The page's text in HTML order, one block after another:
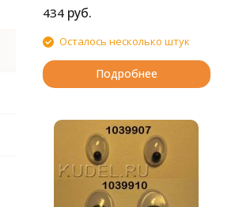
434 руб.
Осталось несколько штук
Подробнее